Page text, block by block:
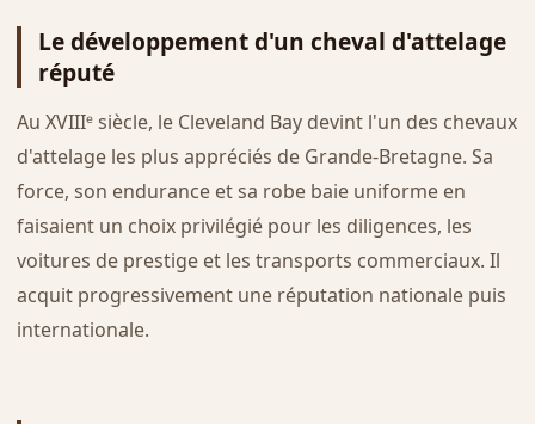
Le développement d'un cheval d'attelage
réputé
Au XVIIIᵉ siècle, le Cleveland Bay devint l'un des chevaux
d'attelage les plus appréciés de Grande-Bretagne. Sa
force, son endurance et sa robe baie uniforme en
faisaient un choix privilégié pour les diligences, les
voitures de prestige et les transports commerciaux. Il
acquit progressivement une réputation nationale puis
internationale.